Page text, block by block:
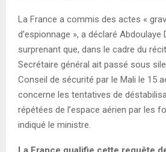
La France a commis des actes «
d’espionnage », a déclaré Abdoulaye
surprenant que, dans le cadre du
Secrétaire général ait passé sous
Conseil de sécurité par le Mali le 15
concerne les tentatives de
répétées de l’espace aérien par les
indiqué le ministre.